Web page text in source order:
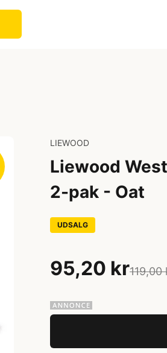
LIEWOOD
Liewood
2-pak - Oat
UDSALG
95,20 kr119,00